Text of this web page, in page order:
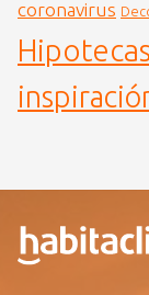
coronavirus
Hipotecas